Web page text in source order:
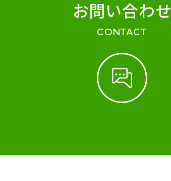
お問い合わせ
CONTACT